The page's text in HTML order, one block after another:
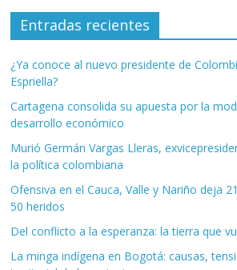
Entradas recientes
¿Ya conoce al nuevo presidente de
Espriella?
Cartagena consolida su apuesta por la
desarrollo económico
Murió Germán Vargas Lleras,
la política colombiana
Ofensiva en el Cauca, Valle y Nariño deja
50 heridos
Del conflicto a la esperanza: la tierra que
La minga indígena en Bogotá: causas,